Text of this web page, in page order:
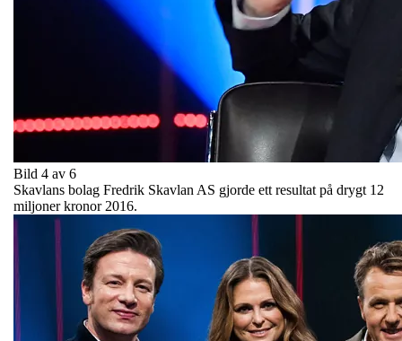
Bild 4 av 6
Skavlans bolag Fredrik Skavlan AS gjorde ett resultat på drygt 12
miljoner kronor 2016.